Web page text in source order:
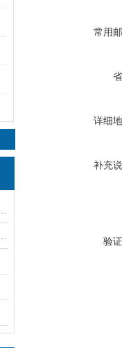
常用
详细
补充
验